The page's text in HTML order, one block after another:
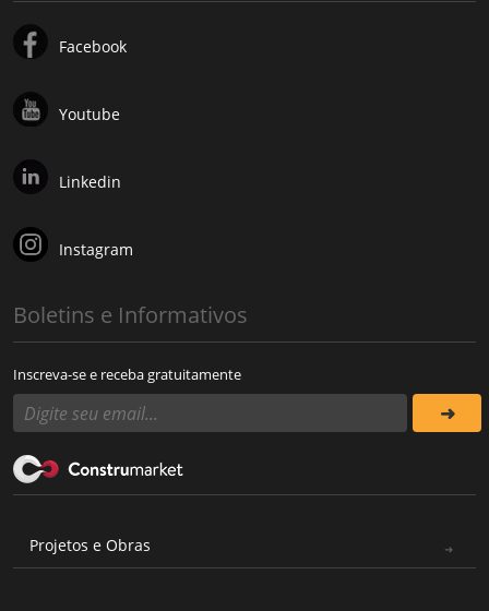
Facebook
Youtube
Linkedin
Instagram
Boletins e Informativos
Inscreva-se e receba gratuitamente
Projetos e Obras